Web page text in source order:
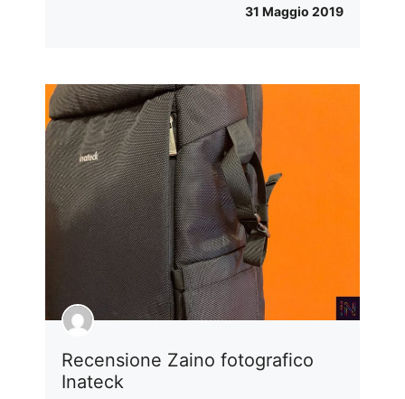
31 Maggio 2019
Recensione Zaino fotografico
Inateck